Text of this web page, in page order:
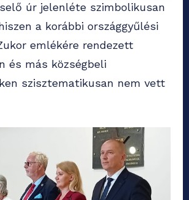
úr jelenléte szimbolikusan
a korábbi országgyűlési
emlékére rendezett
és más községbeli
szisztematikusan nem vett